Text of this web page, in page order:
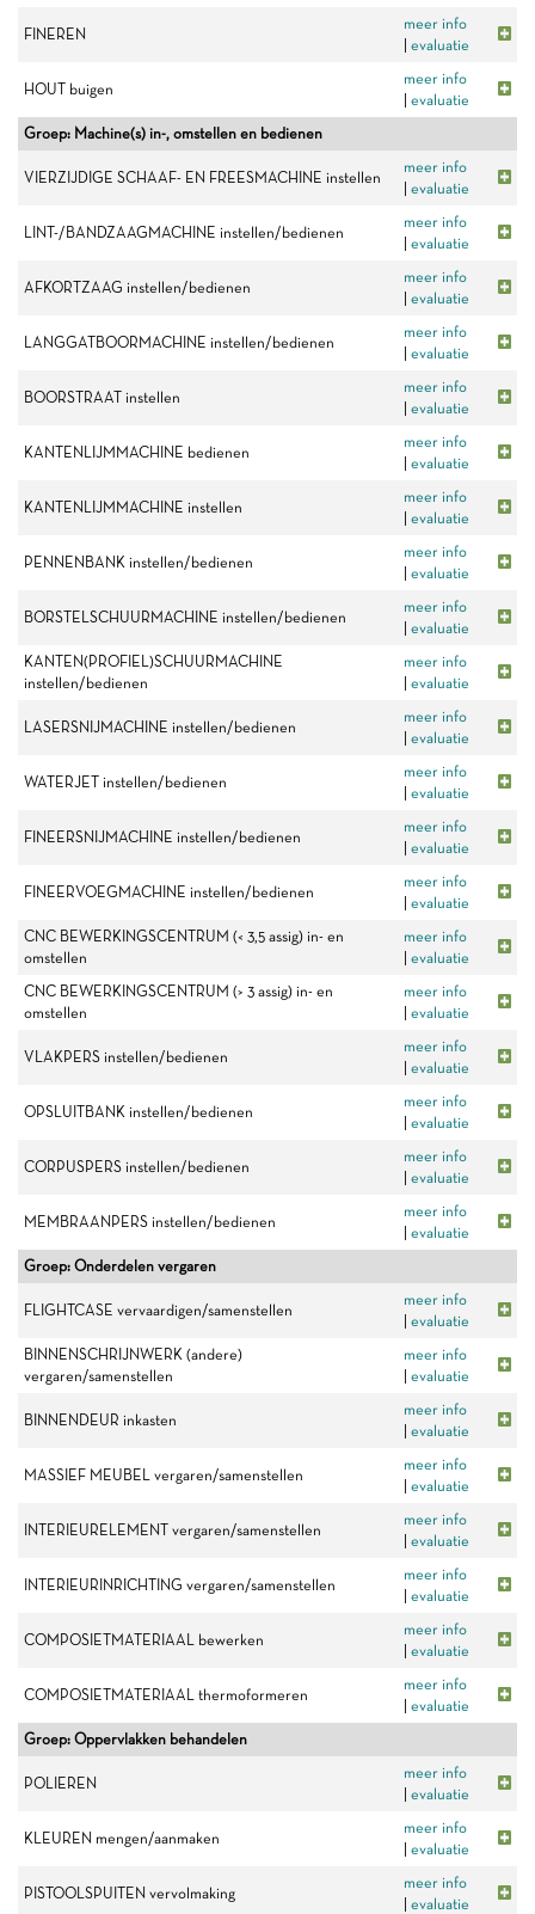
FINEREN
meer info
evaluatie
HOUT buigen
meer info
evaluatie
Groep: Machine(s) in-, omstellen en bedienen
VIERZIJDIGE SCHAAF- EN FREESMACHINE instellen
meer info
evaluatie
LINT-/BANDZAAGMACHINE instellen/bedienen
meer info
evaluatie
AFKORTZAAG instellen/bedienen
meer info
evaluatie
LANGGATBOORMACHINE instellen/bedienen
meer info
evaluatie
BOORSTRAAT instellen
meer info
evaluatie
KANTENLIJMMACHINE bedienen
meer info
evaluatie
KANTENLIJMMACHINE instellen
meer info
evaluatie
PENNENBANK instellen/bedienen
meer info
evaluatie
BORSTELSCHUURMACHINE instellen/bedienen
meer info
evaluatie
KANTEN(PROFIEL)SCHUURMACHINE
instellen/bedienen
meer info
evaluatie
LASERSNIJMACHINE instellen/bedienen
meer info
evaluatie
WATERJET instellen/bedienen
meer info
evaluatie
FINEERSNIJMACHINE instellen/bedienen
meer info
evaluatie
FINEERVOEGMACHINE instellen/bedienen
meer info
evaluatie
CNC BEWERKINGSCENTRUM (< 3,5 assig) in- en
omstellen
meer info
evaluatie
CNC BEWERKINGSCENTRUM (> 3 assig) in- en
omstellen
meer info
evaluatie
VLAKPERS instellen/bedienen
meer info
evaluatie
OPSLUITBANK instellen/bedienen
meer info
evaluatie
CORPUSPERS instellen/bedienen
meer info
evaluatie
MEMBRAANPERS instellen/bedienen
meer info
evaluatie
Groep: Onderdelen vergaren
FLIGHTCASE vervaardigen/samenstellen
meer info
evaluatie
BINNENSCHRIJNWERK (andere)
vergaren/samenstellen
meer info
evaluatie
BINNENDEUR inkasten
meer info
evaluatie
MASSIEF MEUBEL vergaren/samenstellen
meer info
evaluatie
INTERIEURELEMENT vergaren/samenstellen
meer info
evaluatie
INTERIEURINRICHTING vergaren/samenstellen
meer info
evaluatie
COMPOSIETMATERIAAL bewerken
meer info
evaluatie
COMPOSIETMATERIAAL thermoformeren
meer info
evaluatie
Groep: Oppervlakken behandelen
POLIEREN
meer info
evaluatie
KLEUREN mengen/aanmaken
meer info
evaluatie
PISTOOLSPUITEN vervolmaking
meer info
evaluatie